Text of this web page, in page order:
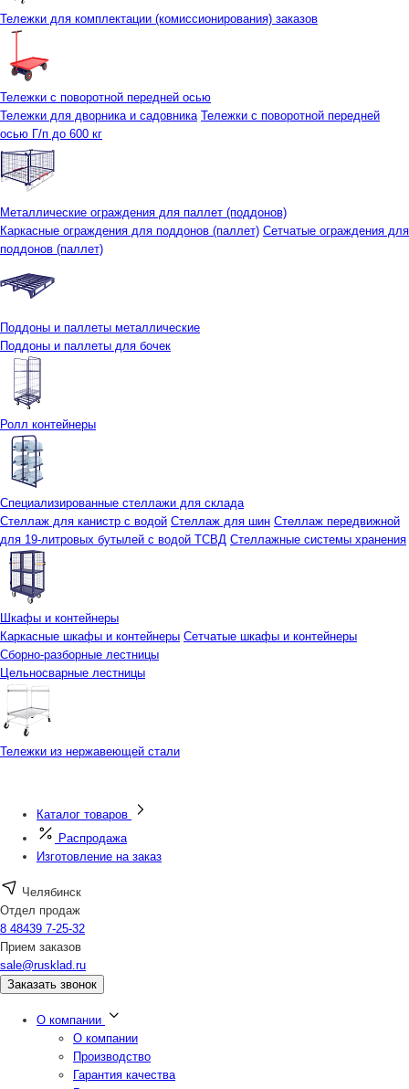
Тележки для комплектации (комиссионирования) заказов
Тележки с поворотной передней осью
Тележки для дворника и садовника Тележки с поворотной передней
осью Г/п до 600 кг
Металлические ограждения для паллет (поддонов)
Каркасные ограждения для поддонов (паллет) Сетчатые ограждения для
поддонов (паллет)
Поддоны и паллеты металлические
Поддоны и паллеты для бочек
Ролл контейнеры
Специализированные стеллажи для склада
Стеллаж для канистр с водой Стеллаж для шин Стеллаж передвижной
для 19-литровых бутылей с водой ТСВД Стеллажные системы хранения
Шкафы и контейнеры
Каркасные шкафы и контейнеры Сетчатые шкафы и контейнеры
Сборно-разборные лестницы
Цельносварные лестницы
Тележки из нержавеющей стали
Каталог товаров
Распродажа
Изготовление на заказ
Челябинск
Отдел продаж
8 48439 7-25-32
Прием заказов
sale@rusklad.ru
Заказать звонок
О компании
О компании
Производство
Гарантия качества